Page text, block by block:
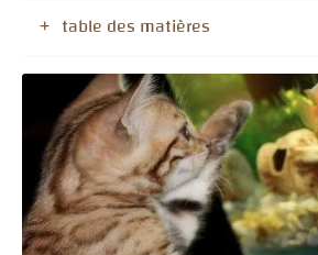
table des matières